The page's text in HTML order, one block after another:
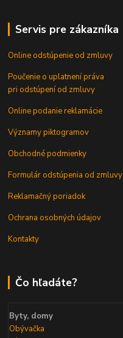
Servis pre zákazníka
Online odstúpenie od zmluvy
Poučenie o uplatnení práva
pri odstúpení od zmluvy
Online podanie reklamácie
Významy piktogramov
Obchodné podmienky
Formulár odstúpenia od zmluvy
Reklamačný poriadok
Ochrana osobných údajov
Kontakty
Čo hľadáte?
Byty, domy
Obývačka